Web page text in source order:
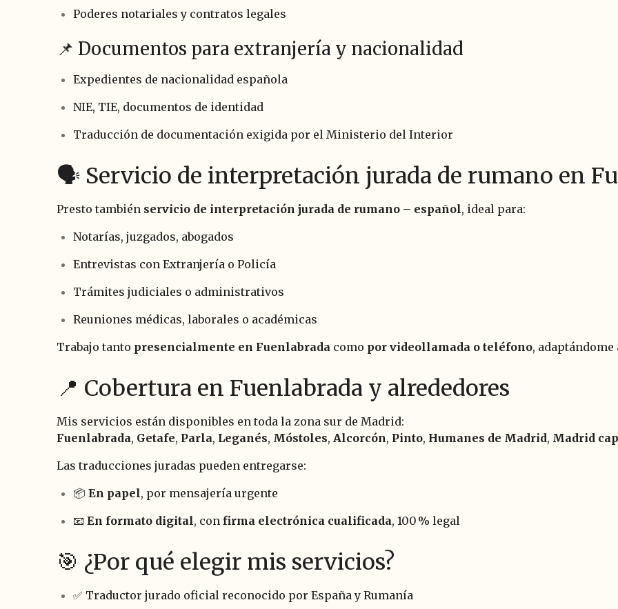
Poderes notariales y contratos legales
📌 Documentos para extranjería y nacionalidad
Expedientes de nacionalidad española
NIE, TIE, documentos de identidad
Traducción de documentación exigida por el Ministerio del Interior
🗣️ Servicio de interpretación jurada de rumano en
Presto también servicio de interpretación jurada de rumano – español, ideal para:
Notarías, juzgados, abogados
Entrevistas con Extranjería o Policía
Trámites judiciales o administrativos
Reuniones médicas, laborales o académicas
Trabajo tanto presencialmente en Fuenlabrada como por videollamada o teléfono,
📍 Cobertura en Fuenlabrada y alrededores
Mis servicios están disponibles en toda la zona sur de Madrid:
Fuenlabrada, Getafe, Parla, Leganés, Móstoles, Alcorcón, Pinto, Humanes de Madrid, Madrid
Las traducciones juradas pueden entregarse:
📦 En papel, por mensajería urgente
📧 En formato digital, con firma electrónica cualificada, 100 % legal
🎯 ¿Por qué elegir mis servicios?
✅ Traductor jurado oficial reconocido por España y Rumanía